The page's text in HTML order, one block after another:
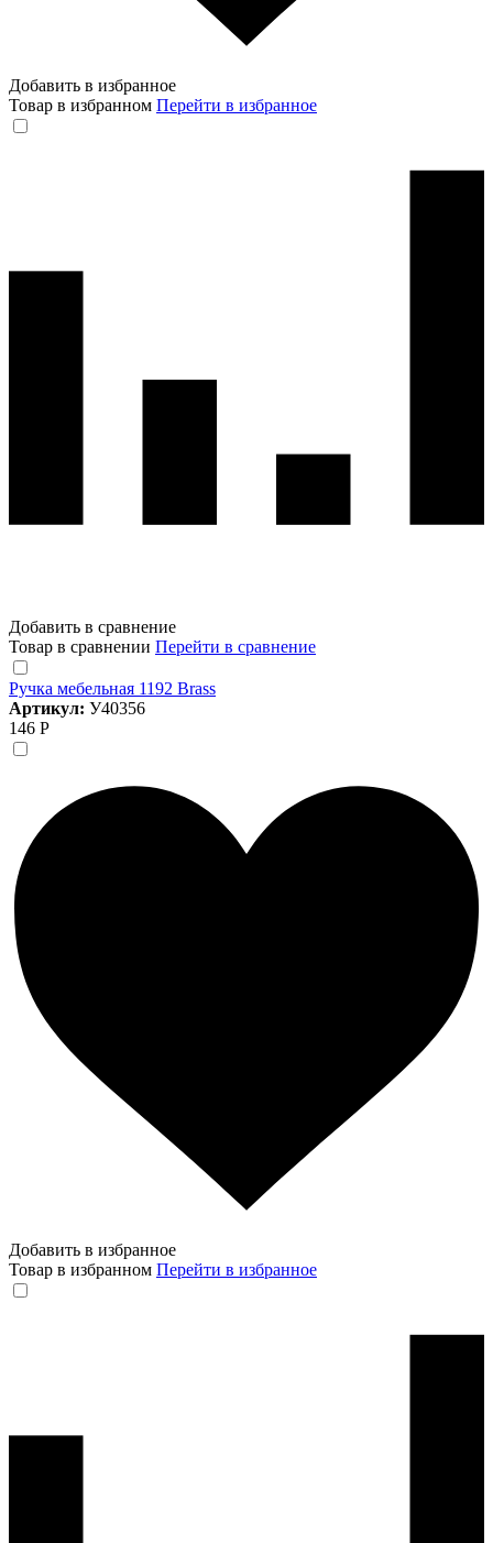
Добавить в избранное
Товар в избранном Перейти в избранное
Добавить в сравнение
Товар в сравнении Перейти в сравнение
Ручка мебельная 1192 Brass
Артикул: У40356
146 Р
Добавить в избранное
Товар в избранном Перейти в избранное